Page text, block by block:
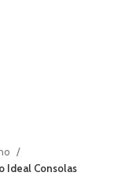
Ideal Consolas